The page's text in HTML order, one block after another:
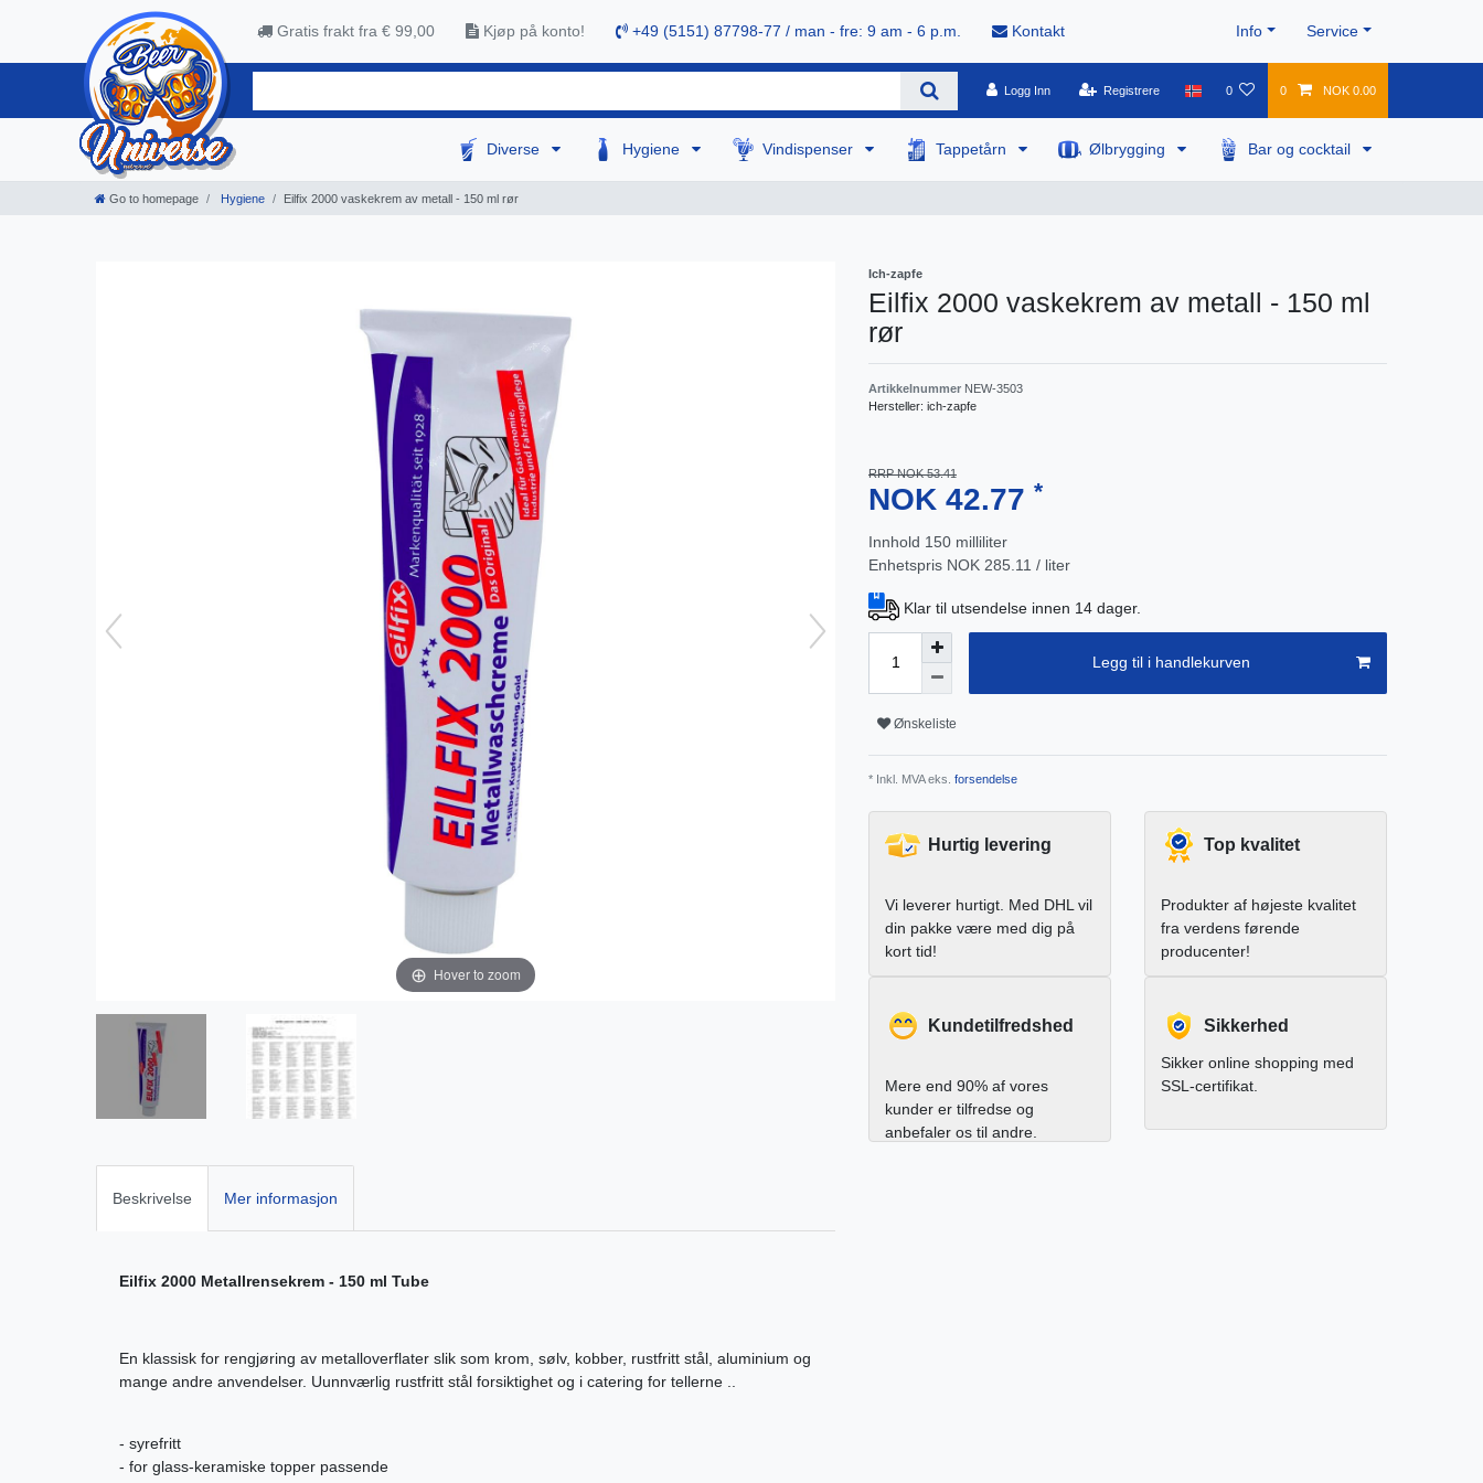
Gratis frakt fra € 99,00 Kjøp på konto! +49 (5151) 87798-77 / man - fre: 9 am - 6 p.m. Kontakt Info Service
Logg Inn Registrere 0 0 NOK 0.00
Diverse Hygiene Vindispenser Tappetårn Ølbrygging Bar og cocktail
Go to homepage Hygiene Eilfix 2000 vaskekrem av metall - 150 ml rør
Hover to zoom
Beskrivelse Mer informasjon
Eilfix 2000 Metallrensekrem - 150 ml Tube
En klassisk for rengjøring av metalloverflater slik som krom, sølv, kobber, rustfritt stål, aluminium og
mange andre anvendelser. Uunnværlig rustfritt stål forsiktighet og i catering for tellerne ..
- syrefritt
- for glass-keramiske topper passende
Ich-zapfe
Eilfix 2000 vaskekrem av metall - 150 ml
rør
Artikkelnummer NEW-3503
Hersteller: ich-zapfe
RRP NOK 53.41
NOK 42.77 *
Innhold 150 milliliter
Enhetspris NOK 285.11 / liter
Klar til utsendelse innen 14 dager.
Legg til i handlekurven
Ønskeliste
* Inkl. MVA eks. forsendelse
Hurtig levering
Vi leverer hurtigt. Med DHL vil
din pakke være med dig på
kort tid!
Top kvalitet
Produkter af højeste kvalitet
fra verdens førende
producenter!
Kundetilfredshed
Mere end 90% af vores
kunder er tilfredse og
anbefaler os til andre.
Sikkerhed
Sikker online shopping med
SSL-certifikat.